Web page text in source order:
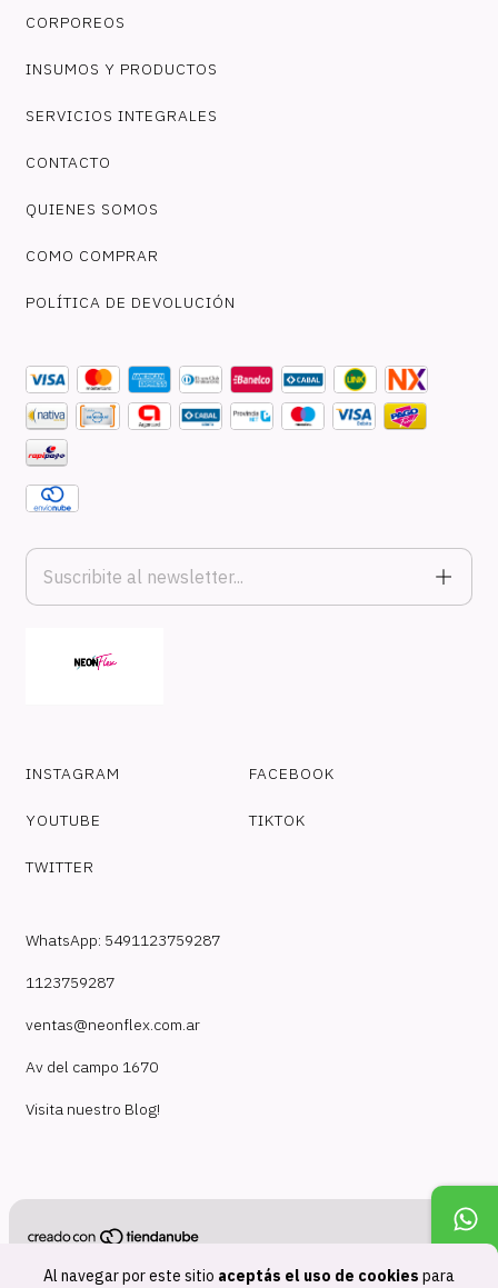
Al navegar por este sitio aceptás el uso de cookies para
CORPOREOS
INSUMOS Y PRODUCTOS
SERVICIOS INTEGRALES
CONTACTO
QUIENES SOMOS
COMO COMPRAR
POLÍTICA DE DEVOLUCIÓN
INSTAGRAM FACEBOOK
YOUTUBE TIKTOK
TWITTER
WhatsApp: 5491123759287
1123759287
ventas@neonflex.com.ar
Av del campo 1670
Visita nuestro Blog!
Copyright NeonFlex - 30718210824 - 2026. Todos los derechos